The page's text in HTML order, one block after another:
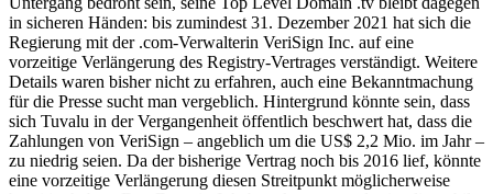
in sicheren Händen: bis zumindest 31. Dezember 2021 hat sich die
Regierung mit der .com-Verwalterin VeriSign Inc. auf eine
vorzeitige Verlängerung des Registry-Vertrages verständigt. Weitere
Details waren bisher nicht zu erfahren, auch eine Bekanntmachung
für die Presse sucht man vergeblich. Hintergrund könnte sein, dass
sich Tuvalu in der Vergangenheit öffentlich beschwert hat, dass die
Zahlungen von VeriSign – angeblich um die US$ 2,2 Mio. im Jahr –
zu niedrig seien. Da der bisherige Vertrag noch bis 2016 lief, könnte
eine vorzeitige Verlängerung diesen Streitpunkt möglicherweise